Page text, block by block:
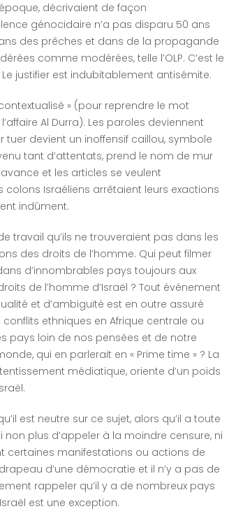
décrivaient de façon
génocidaire n’a pas disparu 50 ans
des prêches et dans de la propagande
comme modérées, telle l’OLP. C’est le
justifier est indubitablement antisémite.
» (pour reprendre le mot
Al Durra). Les paroles deviennent
tuer devient un inoffensif caillou, symbole
tant d’attentats, prend le nom de mur
et les articles se veulent
Israéliens arrêtaient leurs exactions
indûment.
travail qu’ils ne trouveraient pas dans les
des droits de l’homme. Qui peut filmer
d’innombrables pays toujours aux
de l’homme d’Israël ? Tout événement
et d’ambiguïté est en outre assuré
ethniques en Afrique centrale ou
pays loin de nos pensées et de notre
qui en parlerait en « Prime time » ? La
médiatique, oriente d’un poids
est neutre sur ce sujet, alors qu’il a toute
plus d’appeler à la moindre censure, ni
certaines manifestations ou actions de
d’une démocratie et il n’y a pas de
rappeler qu’il y a de nombreux pays
est une exception.